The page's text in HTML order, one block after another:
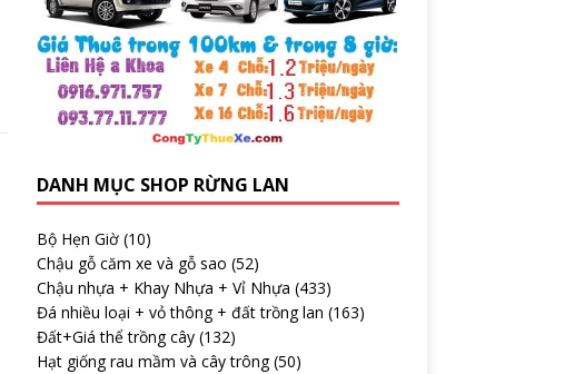
DANH MỤC SHOP RỪNG LAN
Bộ Hẹn Giờ (10)
Chậu gỗ căm xe và gỗ sao (52)
Chậu nhựa + Khay Nhựa + Vỉ Nhựa (433)
Đá nhiều loại + vỏ thông + đất trồng lan (163)
Đất+Giá thể trồng cây (132)
Hạt giống rau mầm và cây trông (50)